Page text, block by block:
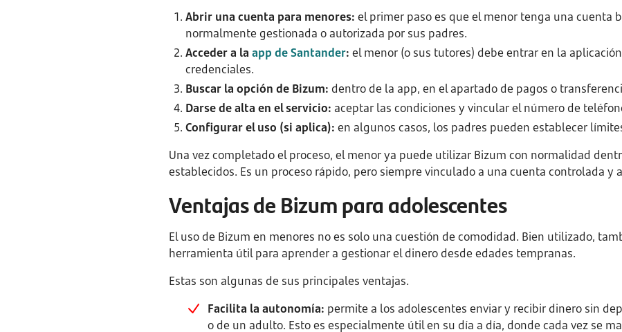
Abrir una cuenta para menores: el primer paso es que el menor tenga una cuenta
normalmente gestionada o autorizada por sus padres.
Acceder a la app de Santander: el menor (o sus tutores) debe entrar en la
credenciales.
Buscar la opción de Bizum: dentro de la app, en el apartado de pagos o
Darse de alta en el servicio: aceptar las condiciones y vincular el número de
Configurar el uso (si aplica): en algunos casos, los padres pueden establecer
Una vez completado el proceso, el menor ya puede utilizar Bizum con normalidad
establecidos. Es un proceso rápido, pero siempre vinculado a una cuenta controlada y
Ventajas de Bizum para adolescentes
El uso de Bizum en menores no es solo una cuestión de comodidad. Bien utilizado,
herramienta útil para aprender a gestionar el dinero desde edades tempranas.
Estas son algunas de sus principales ventajas.
Facilita la autonomía: permite a los adolescentes enviar y recibir dinero sin
o de un adulto. Esto es especialmente útil en su día a día, donde cada vez se